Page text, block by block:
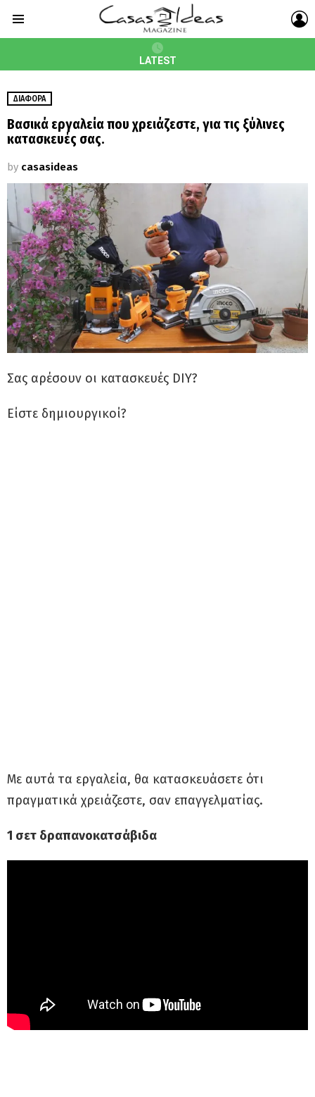
LATEST
ΔΙΆΦΟΡΑ
Bασικά εργαλεία που χρειάζεστε, για τις ξύλινες
κατασκευές σας.
by casasideas
Σας αρέσουν οι κατασκευές DIY?
Είστε δημιουργικοί?
Με αυτά τα εργαλεία, θα κατασκευάσετε ότι
πραγματικά χρειάζεστε, σαν επαγγελματίας.
1 σετ δραπανοκατσάβιδα